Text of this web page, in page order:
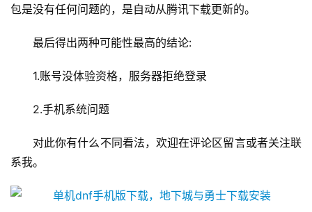
包是没有任何问题的，是自动从腾讯下载更新的。
最后得出两种可能性最高的结论:
1.账号没体验资格，服务器拒绝登录
2.手机系统问题
对此你有什么不同看法，欢迎在评论区留言或者关注联
系我。